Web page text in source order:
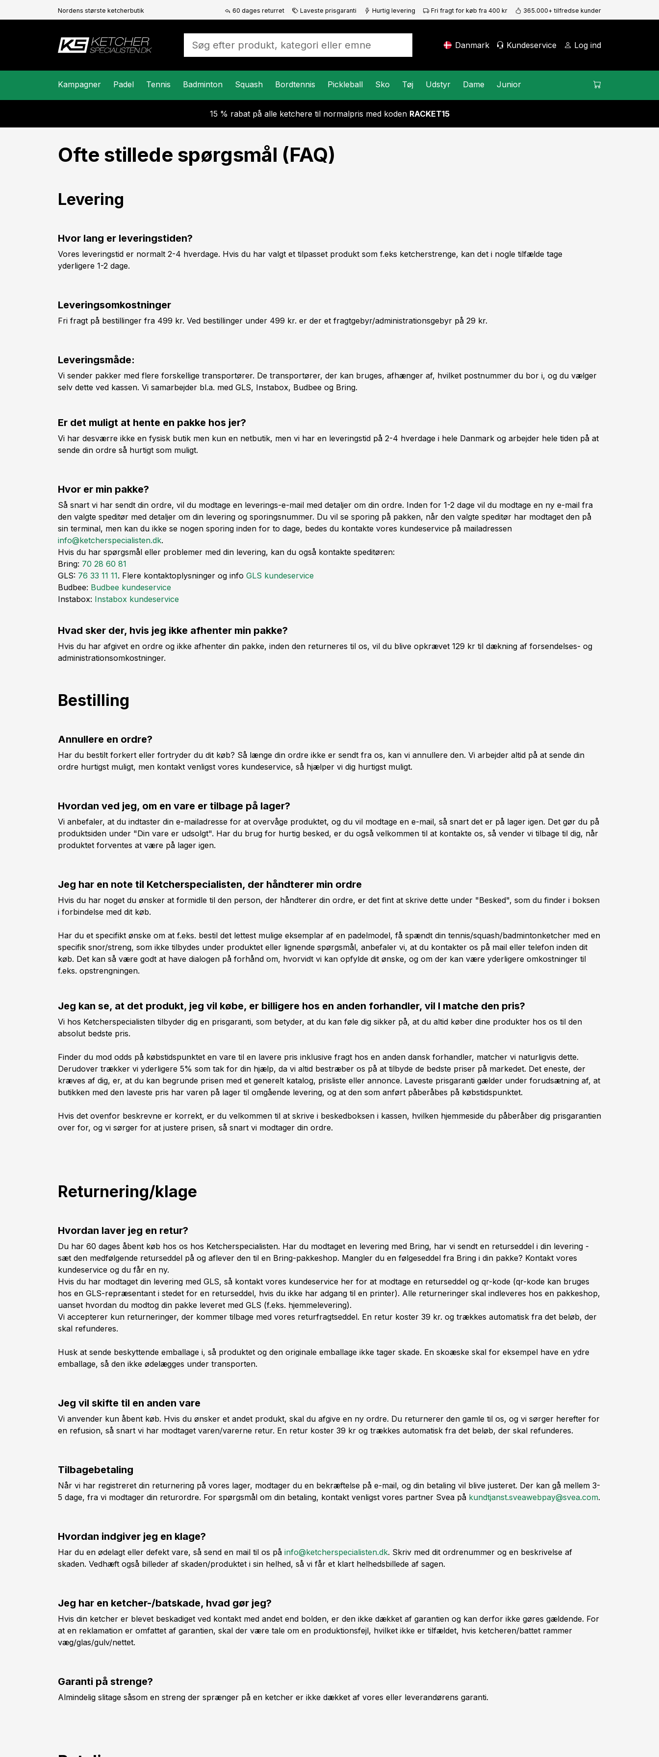
Nordens største ketcherbutik 60 dages returret Laveste prisgaranti Hurtig levering Fri fragt for køb fra 400 kr 365.000+ tilfredse kunder
Danmark Kundeservice Log ind
Kampagner Padel Tennis Badminton Squash Bordtennis Pickleball Sko Tøj Udstyr Dame Junior
15 % rabat på alle ketchere til normalpris med koden RACKET15
Ofte stillede spørgsmål (FAQ)
Levering
Hvor lang er leveringstiden?
Vores leveringstid er normalt 2-4 hverdage. Hvis du har valgt et tilpasset produkt som f.eks ketcherstrenge, kan det i nogle tilfælde tage
yderligere 1-2 dage.
Leveringsomkostninger
Fri fragt på bestillinger fra 499 kr. Ved bestillinger under 499 kr. er der et fragtgebyr/administrationsgebyr på 29 kr.
Leveringsmåde:
Vi sender pakker med flere forskellige transportører. De transportører, der kan bruges, afhænger af, hvilket postnummer du bor i, og du vælger
selv dette ved kassen. Vi samarbejder bl.a. med GLS, Instabox, Budbee og Bring.
Er det muligt at hente en pakke hos jer?
Vi har desværre ikke en fysisk butik men kun en netbutik, men vi har en leveringstid på 2-4 hverdage i hele Danmark og arbejder hele tiden på at
sende din ordre så hurtigt som muligt.
Hvor er min pakke?
Så snart vi har sendt din ordre, vil du modtage en leverings-e-mail med detaljer om din ordre. Inden for 1-2 dage vil du modtage en ny e-mail fra
den valgte speditør med detaljer om din levering og sporingsnummer. Du vil se sporing på pakken, når den valgte speditør har modtaget den på
sin terminal, men kan du ikke se nogen sporing inden for to dage, bedes du kontakte vores kundeservice på mailadressen
info@ketcherspecialisten.dk.
Hvis du har spørgsmål eller problemer med din levering, kan du også kontakte speditøren:
Bring: 70 28 60 81
GLS: 76 33 11 11. Flere kontaktoplysninger og info GLS kundeservice
Budbee: Budbee kundeservice
Instabox: Instabox kundeservice
Hvad sker der, hvis jeg ikke afhenter min pakke?
Hvis du har afgivet en ordre og ikke afhenter din pakke, inden den returneres til os, vil du blive opkrævet 129 kr til dækning af forsendelses- og
administrationsomkostninger.
Bestilling
Annullere en ordre?
Har du bestilt forkert eller fortryder du dit køb? Så længe din ordre ikke er sendt fra os, kan vi annullere den. Vi arbejder altid på at sende din
ordre hurtigst muligt, men kontakt venligst vores kundeservice, så hjælper vi dig hurtigst muligt.
Hvordan ved jeg, om en vare er tilbage på lager?
Vi anbefaler, at du indtaster din e-mailadresse for at overvåge produktet, og du vil modtage en e-mail, så snart det er på lager igen. Det gør du på
produktsiden under "Din vare er udsolgt". Har du brug for hurtig besked, er du også velkommen til at kontakte os, så vender vi tilbage til dig, når
produktet forventes at være på lager igen.
Jeg har en note til Ketcherspecialisten, der håndterer min ordre
Hvis du har noget du ønsker at formidle til den person, der håndterer din ordre, er det fint at skrive dette under "Besked", som du finder i boksen
i forbindelse med dit køb.
Har du et specifikt ønske om at f.eks. bestil det lettest mulige eksemplar af en padelmodel, få spændt din tennis/squash/badmintonketcher med en
specifik snor/streng, som ikke tilbydes under produktet eller lignende spørgsmål, anbefaler vi, at du kontakter os på mail eller telefon inden dit
køb. Det kan så være godt at have dialogen på forhånd om, hvorvidt vi kan opfylde dit ønske, og om der kan være yderligere omkostninger til
f.eks. opstrengningen.
Jeg kan se, at det produkt, jeg vil købe, er billigere hos en anden forhandler, vil I matche den pris?
Vi hos Ketcherspecialisten tilbyder dig en prisgaranti, som betyder, at du kan føle dig sikker på, at du altid køber dine produkter hos os til den
absolut bedste pris.
Finder du mod odds på købstidspunktet en vare til en lavere pris inklusive fragt hos en anden dansk forhandler, matcher vi naturligvis dette.
Derudover trækker vi yderligere 5% som tak for din hjælp, da vi altid bestræber os på at tilbyde de bedste priser på markedet. Det eneste, der
kræves af dig, er, at du kan begrunde prisen med et generelt katalog, prisliste eller annonce. Laveste prisgaranti gælder under forudsætning af, at
butikken med den laveste pris har varen på lager til omgående levering, og at den som anført påberåbes på købstidspunktet.
Hvis det ovenfor beskrevne er korrekt, er du velkommen til at skrive i beskedboksen i kassen, hvilken hjemmeside du påberåber dig prisgarantien
over for, og vi sørger for at justere prisen, så snart vi modtager din ordre.
Returnering/klage
Hvordan laver jeg en retur?
Du har 60 dages åbent køb hos os hos Ketcherspecialisten. Har du modtaget en levering med Bring, har vi sendt en returseddel i din levering -
sæt den medfølgende returseddel på og aflever den til en Bring-pakkeshop. Mangler du en følgeseddel fra Bring i din pakke? Kontakt vores
kundeservice og du får en ny.
Hvis du har modtaget din levering med GLS, så kontakt vores kundeservice her for at modtage en returseddel og qr-kode (qr-kode kan bruges
hos en GLS-repræsentant i stedet for en returseddel, hvis du ikke har adgang til en printer). Alle returneringer skal indleveres hos en pakkeshop,
uanset hvordan du modtog din pakke leveret med GLS (f.eks. hjemmelevering).
Vi accepterer kun returneringer, der kommer tilbage med vores returfragtseddel. En retur koster 39 kr. og trækkes automatisk fra det beløb, der
skal refunderes.
Husk at sende beskyttende emballage i, så produktet og den originale emballage ikke tager skade. En skoæske skal for eksempel have en ydre
emballage, så den ikke ødelægges under transporten.
Jeg vil skifte til en anden vare
Vi anvender kun åbent køb. Hvis du ønsker et andet produkt, skal du afgive en ny ordre. Du returnerer den gamle til os, og vi sørger herefter for
en refusion, så snart vi har modtaget varen/varerne retur. En retur koster 39 kr og trækkes automatisk fra det beløb, der skal refunderes.
Tilbagebetaling
Når vi har registreret din returnering på vores lager, modtager du en bekræftelse på e-mail, og din betaling vil blive justeret. Der kan gå mellem 3-
5 dage, fra vi modtager din returordre. For spørgsmål om din betaling, kontakt venligst vores partner Svea på kundtjanst.sveawebpay@svea.com.
Hvordan indgiver jeg en klage?
Har du en ødelagt eller defekt vare, så send en mail til os på info@ketcherspecialisten.dk. Skriv med dit ordrenummer og en beskrivelse af
skaden. Vedhæft også billeder af skaden/produktet i sin helhed, så vi får et klart helhedsbillede af sagen.
Jeg har en ketcher-/batskade, hvad gør jeg?
Hvis din ketcher er blevet beskadiget ved kontakt med andet end bolden, er den ikke dækket af garantien og kan derfor ikke gøres gældende. For
at en reklamation er omfattet af garantien, skal der være tale om en produktionsfejl, hvilket ikke er tilfældet, hvis ketcheren/battet rammer
væg/glas/gulv/nettet.
Garanti på strenge?
Almindelig slitage såsom en streng der sprænger på en ketcher er ikke dækket af vores eller leverandørens garanti.